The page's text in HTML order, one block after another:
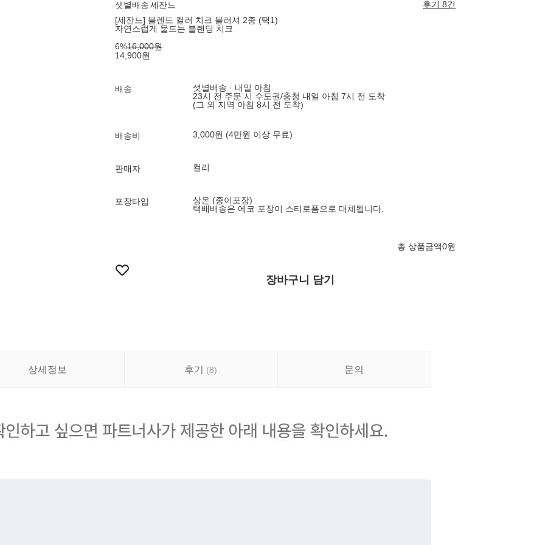
샛별배송세잔느
후기 8건
[세잔느] 블렌드 컬러 치크 블러셔 2종 (택1)
자연스럽게 물드는 블렌딩 치크
6%16,000원
14,900원
배송
샛별배송 · 내일 아침
23시 전 주문 시 수도권/충청 내일 아침 7시 전 도착
(그 외 지역 아침 8시 전 도착)
배송비 3,000원 (4만원 이상 무료)
판매자 컬리
포장타입
상온 (종이포장)
택배배송은 에코 포장이 스티로폼으로 대체됩니다.
총 상품금액0원
장바구니 담기
상세정보 후기 (8) 문의